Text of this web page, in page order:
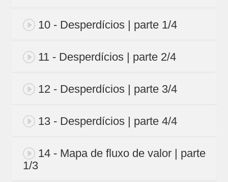
10 - Desperdícios | parte 1/4
11 - Desperdícios | parte 2/4
12 - Desperdícios | parte 3/4
13 - Desperdícios | parte 4/4
14 - Mapa de fluxo de valor | parte
1/3